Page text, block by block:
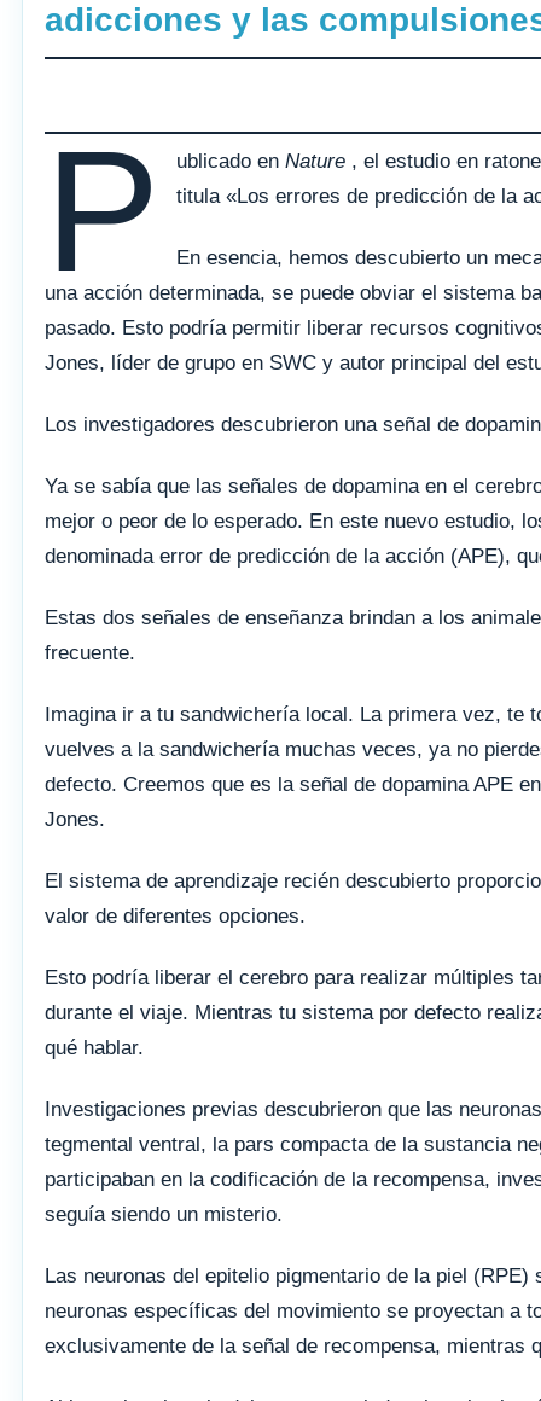
adicciones y las
P ublicado enNature , el estudio en
titula «Los errores de predicción de la
En esencia, hemos descubierto un
una acción determinada, se puede obviar el sistema
pasado. Esto podría permitir liberar recursos
Jones, líder de grupo en SWC y autor principal del
Los investigadores descubrieron una señal de
Ya se sabía que las señales de dopamina en el
mejor o peor de lo esperado. En este nuevo estudio,
denominada error de predicción de la acción (APE),
Estas dos señales de enseñanza brindan a los
frecuente.
Imagina ir a tu sandwichería local. La primera vez, te
vuelves a la sandwichería muchas veces, ya no
defecto. Creemos que es la señal de dopamina APE
Jones.
El sistema de aprendizaje recién descubierto
valor de diferentes opciones.
Esto podría liberar el cerebro para realizar múltiples
durante el viaje. Mientras tu sistema por defecto
qué hablar.
Investigaciones previas descubrieron que las
tegmental ventral, la pars compacta de la sustancia
participaban en la codificación de la recompensa,
seguía siendo un misterio.
Las neuronas del epitelio pigmentario de la piel
neuronas específicas del movimiento se proyectan a
exclusivamente de la señal de recompensa, mientras